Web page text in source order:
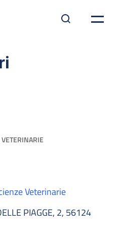
Veterinarie
PIAGGE, 2, 56124